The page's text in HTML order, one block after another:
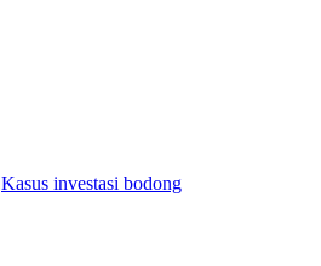
Kasus investasi bodong